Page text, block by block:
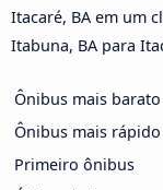
Itacaré, BA em um
Itabuna, BA para
Ônibus mais barato
Ônibus mais rápido
Primeiro ônibus